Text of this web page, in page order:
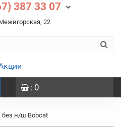
387 33 07
22
: 0
без н/ш Bobcat